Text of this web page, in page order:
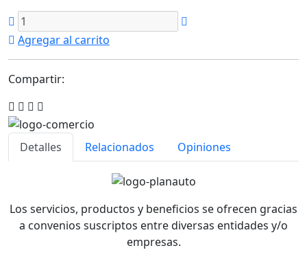
Agregar al carrito
Compartir:
Detalles Relacionados Opiniones
Los servicios, productos y beneficios se ofrecen gracias
a convenios suscriptos entre diversas entidades y/o
empresas.